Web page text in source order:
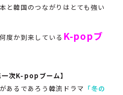
と韓国のつながりはとても強い
度か到来している K-popブ
一次K-popブーム】
あるであろう韓流ドラマ 「冬の